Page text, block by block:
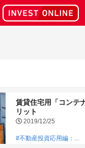
賃貸住宅用「コンテ
リット
2019/12/25
#不動産投資応用編：...